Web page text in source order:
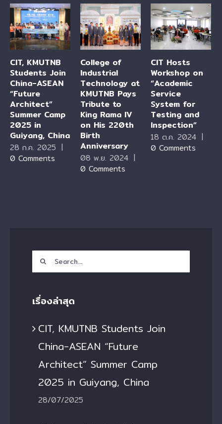
CIT, KMUTNB
Students Join
China-ASEAN
“Future
Architect”
Summer Camp
2025 in
Guiyang, China
28 ก.ค. 2025 |
0 Comments
College of
Industrial
Technology at
KMUTNB Pays
Tribute to
King Rama IV
on His 220th
Birth
Anniversary
08 พ.ย. 2024 |
0 Comments
CIT Hosts
Workshop on
“Academic
Service
System for
Testing and
Inspection”
18 ต.ค. 2024 |
0 Comments
Search
for:
เรื่องล่าสุด
CIT, KMUTNB Students Join
China-ASEAN “Future
Architect” Summer Camp
2025 in Guiyang, China
28/07/2025